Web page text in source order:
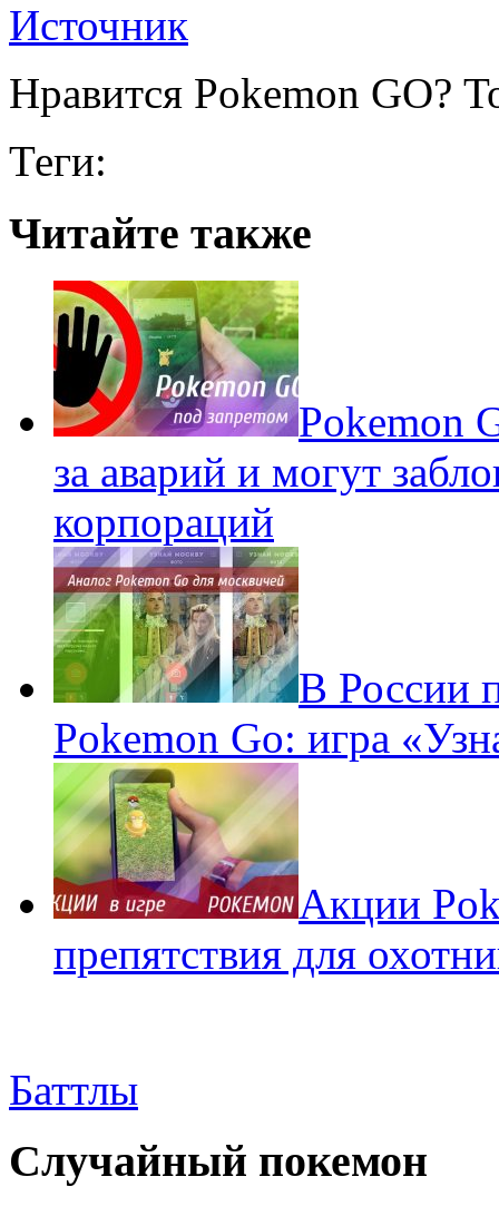
Источник
Нравится Pokemon GO?
Теги:
Читайте также
Pokеmon
за аварий и могут
корпораций
В России
Pokemon Go: игра
Акции
препятствия для
Баттлы
Случайный покемон